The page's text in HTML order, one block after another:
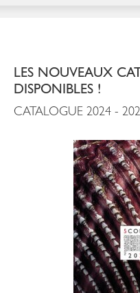
LES NOUVEAUX
DISPONIBLES !
CATALOGUE 2024 -